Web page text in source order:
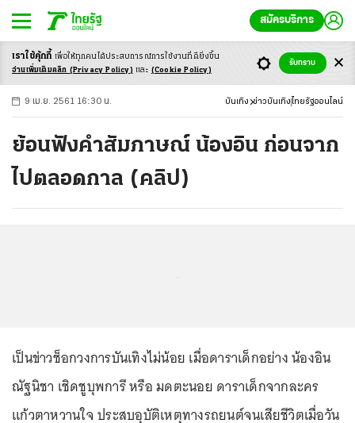
สมัครบริการ
-ก ก ก+
9 เม.ย. 2561 16:30 น. บันเทิง ข่าวบันเทิง ไทยรัฐออนไลน์
ย้อนฟังคำสัมภาษณ์ น้องอิน ก่อนจาก
ไปตลอดกาล (คลิป)
เป็นข่าวช็อกวงการบันเทิงไม่น้อย เมื่อดาราเด็กอย่าง น้องอิน
ณัฐนิชา เชิดชูบุพการี หรือ มดตะนอย ดาราเด็กจากละคร
แก้วตาหวานใจ ประสบอุบัติเหตุทางรถยนต์จนเสียชีวิตเมื่อวัน
เราใช้คุ้กกี้ เพื่อให้ทุกคนได้ประสบการณ์การใช้งานที่ดียิ่งขึ้น
อ่านเพิ่มเติมคลิก (Privacy Policy) และ (Cookie Policy)
รับทราบ